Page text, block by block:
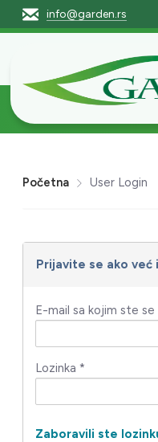
info@garden.rs
Početna User Login
Prijavite se ako već
E-mail sa kojim ste
Lozinka *
Zaboravili ste